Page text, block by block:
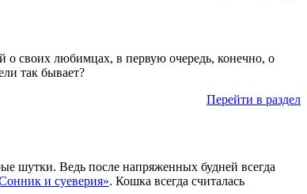
своих любимцах, в первую очередь, конечно, о
так бывает?
Перейти в раздел
шутки. Ведь после напряженных будней всегда
и суеверия». Кошка всегда считалась